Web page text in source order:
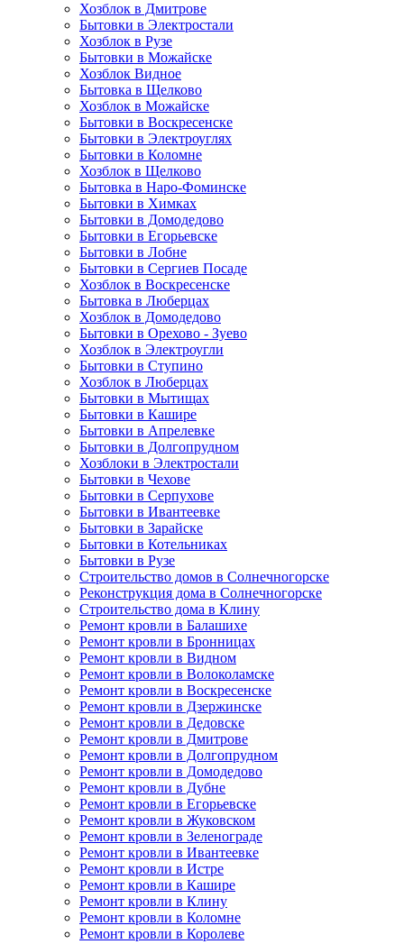
Хозблок в Дмитрове
Бытовки в Электростали
Хозблок в Рузе
Бытовки в Можайске
Хозблок Видное
Бытовкa в Щелково
Хозблок в Можайске
Бытовки в Воскресенске
Бытовки в Электроуглях
Бытовки в Коломне
Хозблок в Щелково
Бытовка в Наро-Фоминске
Бытовки в Химках
Бытовки в Домодедово
Бытовки в Егорьевске
Бытовки в Лобне
Бытовки в Сергиев Посаде
Хозблок в Воскресенске
Бытовка в Люберцах
Хозблок в Домодедово
Бытовки в Орехово - Зуево
Хозблок в Электроугли
Бытовки в Ступино
Хозблок в Люберцах
Бытовки в Мытищах
Бытовки в Кашире
Бытовки в Апрелевке
Бытовки в Долгопрудном
Хозблоки в Электростали
Бытовки в Чехове
Бытовки в Серпухове
Бытовки в Ивантеевке
Бытовки в Зарайске
Бытовки в Котельниках
Бытовки в Рузе
Строительство домов в Солнечногорске
Реконструкция дома в Солнечногорске
Строительство дома в Клину
Ремонт кровли в Балашихе
Ремонт кровли в Бронницах
Ремонт кровли в Видном
Ремонт кровли в Волоколамске
Ремонт кровли в Воскресенске
Ремонт кровли в Дзержинске
Ремонт кровли в Дедовске
Ремонт кровли в Дмитрове
Ремонт кровли в Долгопрудном
Ремонт кровли в Домодедово
Ремонт кровли в Дубне
Ремонт кровли в Егорьевске
Ремонт кровли в Жуковском
Ремонт кровли в Зеленограде
Ремонт кровли в Ивантеевке
Ремонт кровли в Истре
Ремонт кровли в Кашире
Ремонт кровли в Клину
Ремонт кровли в Коломне
Ремонт кровли в Королеве